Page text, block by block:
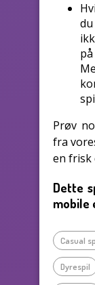
Prøv
fra
en frisk
Dette
mobile
Casual
Dyrespil